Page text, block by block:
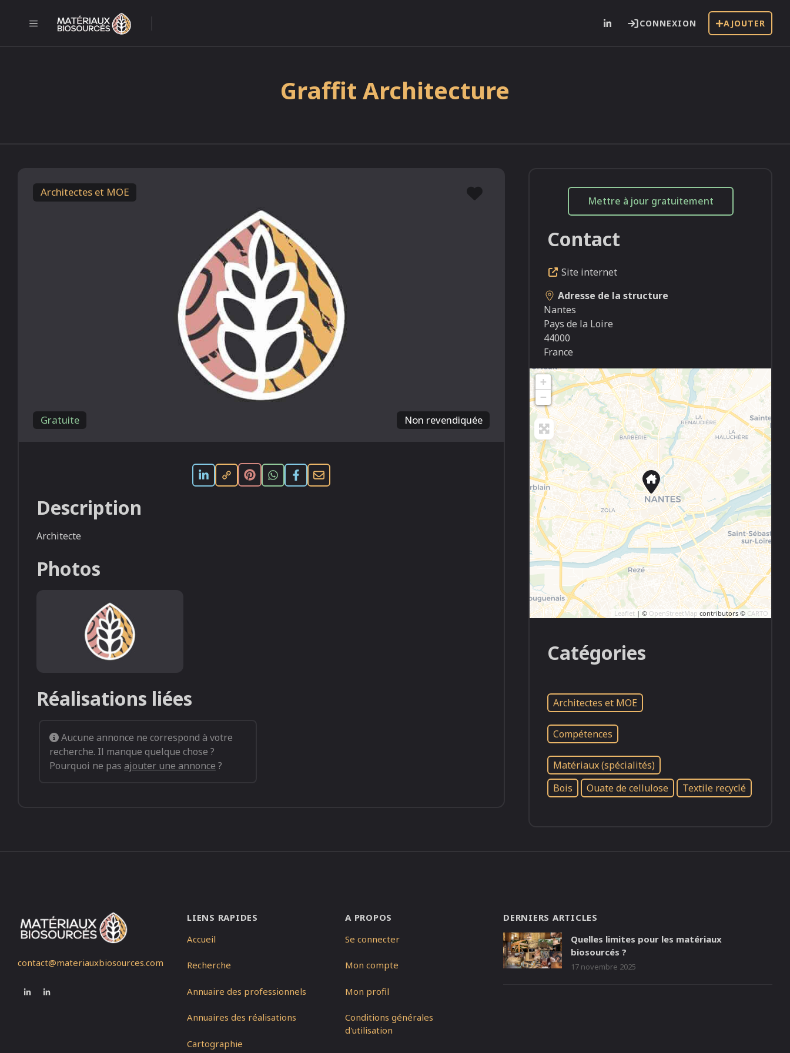
MENU CONNEXION AJOUTER
Graffit Architecture
Non revendiquée
Gratuite
Favori
Architectes et MOE
Description
Architecte
Photos
Réalisations liées
Aucune annonce ne correspond à votre
recherche. Il manque quelque chose ?
Pourquoi ne pas ajouter une annonce ?
Mettre à jour gratuitement
Contact
Site internet
Adresse de la structure
Nantes
Pays de la Loire
44000
France
+
−
Leaflet| © OpenStreetMap contributors © CARTO
Catégories
Architectes et MOE
Compétences
Matériaux (spécialités)
Bois
Ouate de cellulose Textile recyclé
contact@materiauxbiosources.com
LIENS RAPIDES
Accueil
Recherche
Annuaire des professionnels
Annuaires des réalisations
Cartographie
A PROPOS
Se connecter
Mon compte
Mon profil
Conditions générales
d'utilisation
DERNIERS ARTICLES
Quelles limites pour les matériaux
biosourcés ?
17 novembre 2025